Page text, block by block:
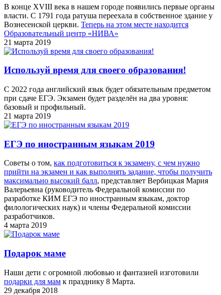
В конце XVIII века в нашем городе появились первые органы
власти. С 1791 года ратуша переехала в собственное здание у
Вознесенской церкви. Теперь на этом месте находится
Образовательный центр «НИВА»
21 марта 2019
Используй время для своего образования!
С 2022 года английский язык будет обязательным предметом
при сдаче ЕГЭ. Экзамен будет разделён на два уровня:
базовый и профильный.
21 марта 2019
ЕГЭ по иностранным языкам 2019
Советы о том, как подготовиться к экзамену, с чем нужно
прийти на экзамен и как выполнять задание, чтобы получить
максимально высокий балл, представляет Вербицкая Мария
Валерьевна (руководитель Федеральной комиссии по
разработке КИМ ЕГЭ по иностранным языкам, доктор
филологических наук) и члены Федеральной комиссии
разработчиков.
4 марта 2019
Подарок маме
Наши дети с огромной любовью и фантазией изготовили
подарки для мам к празднику 8 Марта.
29 декабря 2018